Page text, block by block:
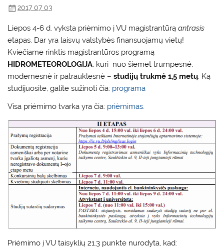
2017 07 03
Liepos 4-6 d. vyksta priėmimo į VU magistrantūrąantrasis
etapas. Dar yra laisvų valstybės finansuojamų vietų!
Kviečiame rinktis magistrantūros programą
HIDROMETEOROLOGIJA, kuri nuo šiemet trumpesnė,
modernesnė ir patrauklesnė –studijų trukmė 1,5 metų. Ką
studijuosite, galite sužinoti čia: programa
Visa priėmimo tvarka yra čia: priėmimas.
Priėmimo į VU taisyklių 21.3 punkte nurodyta, kad: